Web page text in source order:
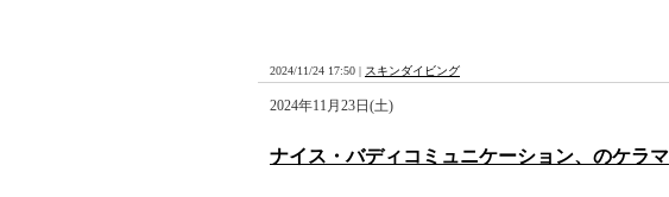
2024/11/24 17:50 | スキンダイビング
2024年11月23日(土)
ナイス・バディコミュニケーション、のケラマ